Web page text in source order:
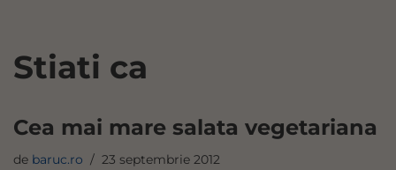
Stiati ca
Cea mai mare salata vegetariana
de baruc.ro 23 septembrie 2012